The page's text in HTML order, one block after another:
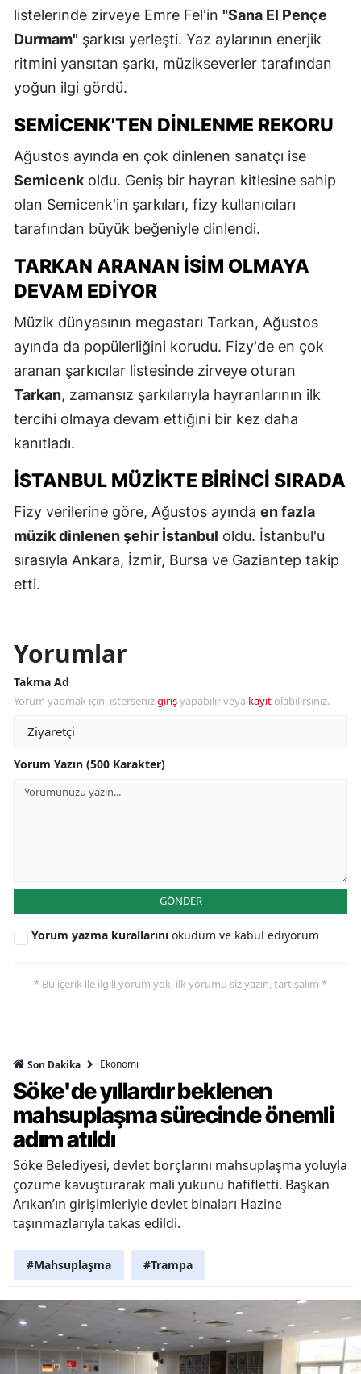
listelerinde zirveye Emre Fel'in "Sana El Pençe
Durmam" şarkısı yerleşti. Yaz aylarının enerjik
ritmini yansıtan şarkı, müzikseverler tarafından
yoğun ilgi gördü.
SEMICENK'TEN DINLENME REKORU
Ağustos ayında en çok dinlenen sanatçı ise
Semicenk oldu. Geniş bir hayran kitlesine sahip
olan Semicenk'in şarkıları, fizy kullanıcıları
tarafından büyük beğeniyle dinlendi.
TARKAN ARANAN İSIM OLMAYA
DEVAM EDIYOR
Müzik dünyasının megastarı Tarkan, Ağustos
ayında da popülerliğini korudu. Fizy'de en çok
aranan şarkıcılar listesinde zirveye oturan
Tarkan, zamansız şarkılarıyla hayranlarının ilk
tercihi olmaya devam ettiğini bir kez daha
kanıtladı.
İSTANBUL MÜZIKTE BIRINCI SIRADA
Fizy verilerine göre, Ağustos ayında en fazla
müzik dinlenen şehir İstanbul oldu. İstanbul'u
sırasıyla Ankara, İzmir, Bursa ve Gaziantep takip
etti.
Yorumlar
Takma Ad
Yorum yapmak için, istersenizgirişyapabilir veya kayıt olabilirsiniz.
Yorum Yazın (500 Karakter)
GÖNDER
Yorum yazma kurallarını okudum ve kabul ediyorum
* Bu içerik ile ilgili yorum yok, ilk yorumu siz yazın, tartışalım *
Son Dakika Ekonomi
Söke'de yıllardır beklenen
mahsuplaşma sürecinde önemli
adım atıldı
Söke Belediyesi, devlet borçlarını mahsuplaşma yoluyla
çözüme kavuşturarak mali yükünü hafifletti. Başkan
Arıkan’ın girişimleriyle devlet binaları Hazine
taşınmazlarıyla takas edildi.
#Mahsuplaşma #Trampa